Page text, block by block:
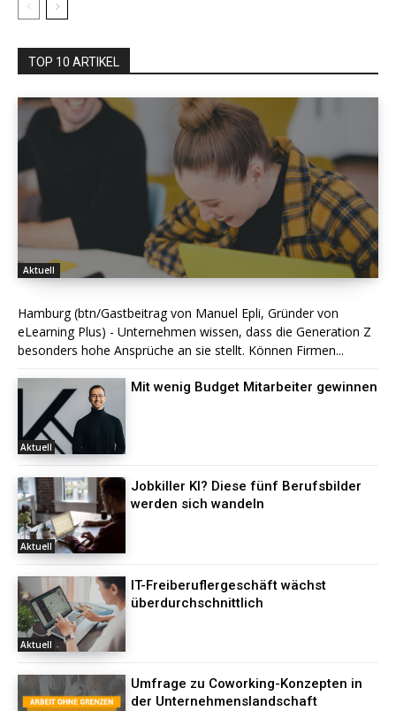
TOP 10 ARTIKEL
Aktuell
Hamburg (btn/Gastbeitrag von Manuel Epli, Gründer von
eLearning Plus) - Unternehmen wissen, dass die Generation Z
besonders hohe Ansprüche an sie stellt. Können Firmen...
Aktuell
Mit wenig Budget Mitarbeiter gewinnen
Aktuell
Jobkiller KI? Diese fünf Berufsbilder
werden sich wandeln
Aktuell
IT-Freiberuflergeschäft wächst
überdurchschnittlich
Umfrage zu Coworking-Konzepten in
der Unternehmenslandschaft